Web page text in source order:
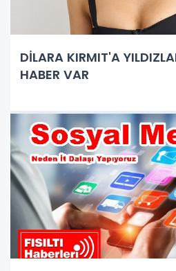
DİLARA KIRMIT'A
HABER VAR